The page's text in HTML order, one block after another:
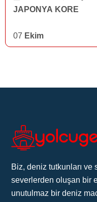
JAPONYA KORE
07 Ekim
Biz, deniz tutkunları ve
severlerden oluşan bir
unutulmaz bir deniz